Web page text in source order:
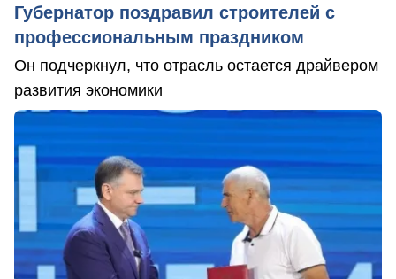
Губернатор поздравил строителей с
профессиональным праздником
Он подчеркнул, что отрасль остается драйвером
развития экономики